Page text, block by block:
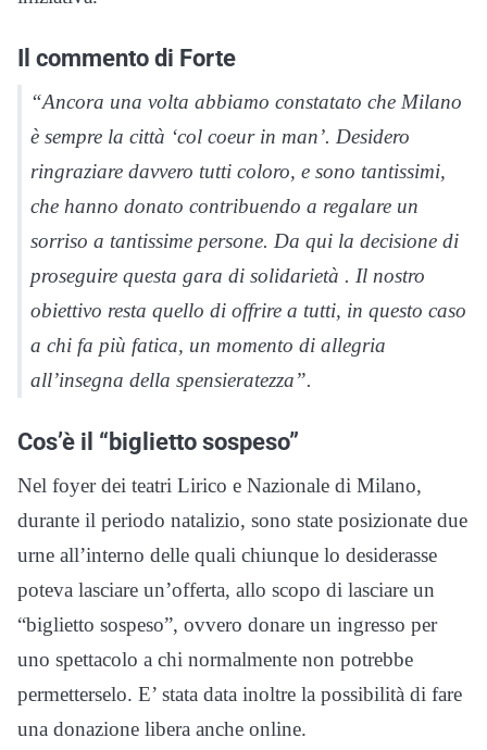
Il commento di Forte
“Ancora una volta abbiamo constatato che Milano
è sempre la città ‘col coeur in man’. Desidero
ringraziare davvero tutti coloro, e sono tantissimi,
che hanno donato contribuendo a regalare un
sorriso a tantissime persone. Da qui la decisione di
proseguire questa gara di solidarietà . Il nostro
obiettivo resta quello di offrire a tutti, in questo caso
a chi fa più fatica, un momento di allegria
all’insegna della spensieratezza”.
Cos’è il “biglietto sospeso”
Nel foyer dei teatri Lirico e Nazionale di Milano,
durante il periodo natalizio, sono state posizionate due
urne all’interno delle quali chiunque lo desiderasse
poteva lasciare un’offerta, allo scopo di lasciare un
“biglietto sospeso”, ovvero donare un ingresso per
uno spettacolo a chi normalmente non potrebbe
permetterselo. E’ stata data inoltre la possibilità di fare
una donazione libera anche online.